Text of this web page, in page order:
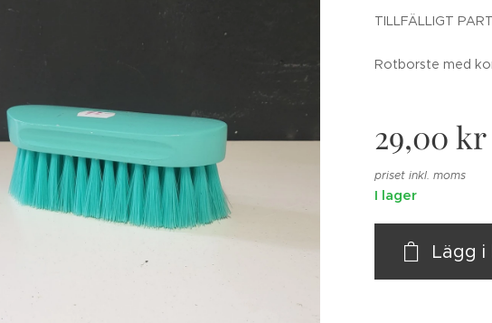
TILLFÄLLIGT
Rotborste med
29,00kr
priset inkl. moms
I lager
Lägg i